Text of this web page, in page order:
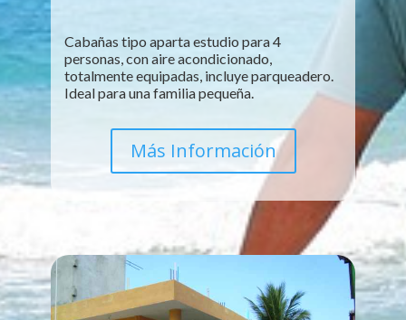
Cabañas tipo aparta estudio para 4
personas, con aire acondicionado,
totalmente equipadas, incluye parqueadero.
Ideal para una familia pequeña.
Más Información